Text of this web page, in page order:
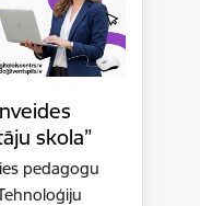
skola”
pedagogu